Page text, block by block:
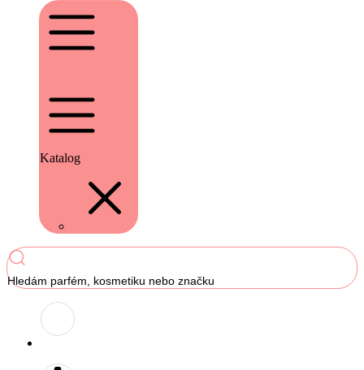
Katalog
Hledám parfém, kosmetiku nebo značku